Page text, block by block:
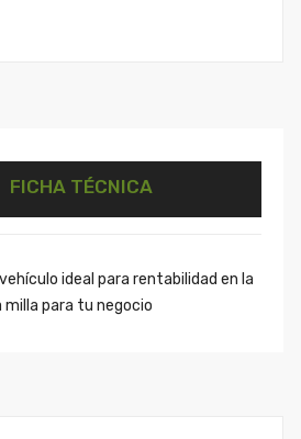
FICHA TÉCNICA
vehículo ideal para rentabilidad en la
para tu negocio